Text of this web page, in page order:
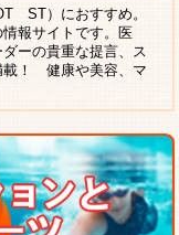
ST）におすすめ。
報サイトです。医
ーの貴重な提言、ス
載！ 健康や美容、マ